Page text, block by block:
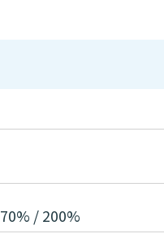
70% / 200%